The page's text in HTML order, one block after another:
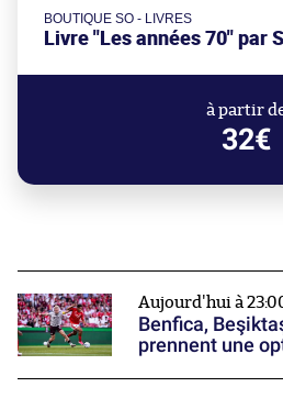
BOUTIQUE SO - LIVRES
Livre "Les années 70" par
à partir
32€
Aujourd'hui à
Benfica,
prennent une